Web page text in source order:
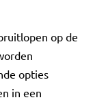
op de
opties
in een